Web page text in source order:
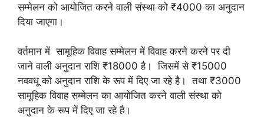
सम्मेलन को आयोजित करने वाली संस्था को ₹4000 का अनुदान
दिया जाएगा।
वर्तमान में सामूहिक विवाह सम्मेलन में विवाह करने करने पर दी
जाने वाली अनुदान राशि ₹18000 है। जिसमें से ₹15000
नववधू को अनुदान राशि के रूप में दिए जा रहे है। तथा ₹3000
सामूहिक विवाह सम्मेलन का आयोजित करने वाली संस्था को
अनुदान के रूप में दिए जा रहे है।